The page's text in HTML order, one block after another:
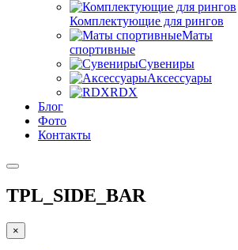
Комплектующие для рингов
Маты
спортивные
Сувениры
Аксессуары
RDX
Блог
Фото
Контакты
TPL_SIDE_BAR
×